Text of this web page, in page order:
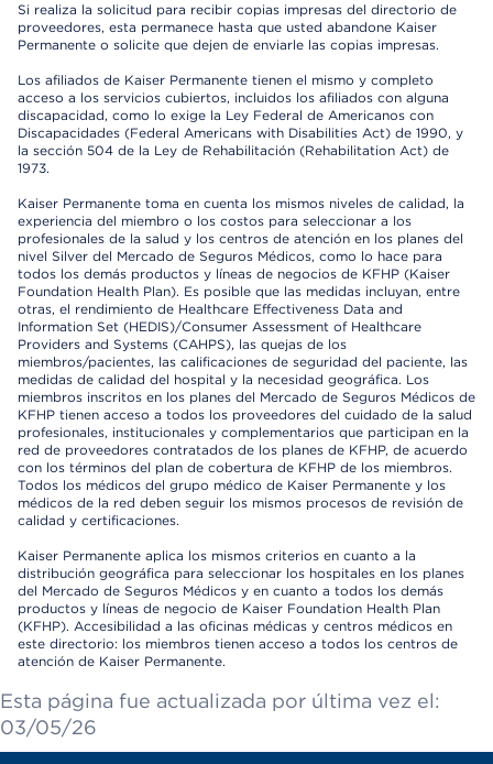
Si realiza la solicitud para recibir copias impresas del directorio de
proveedores, esta permanece hasta que usted abandone Kaiser
Permanente o solicite que dejen de enviarle las copias impresas.
Los afiliados de Kaiser Permanente tienen el mismo y completo
acceso a los servicios cubiertos, incluidos los afiliados con alguna
discapacidad, como lo exige la Ley Federal de Americanos con
Discapacidades (Federal Americans with Disabilities Act) de 1990, y
la sección 504 de la Ley de Rehabilitación (Rehabilitation Act) de
1973.
Kaiser Permanente toma en cuenta los mismos niveles de calidad, la
experiencia del miembro o los costos para seleccionar a los
profesionales de la salud y los centros de atención en los planes del
nivel Silver del Mercado de Seguros Médicos, como lo hace para
todos los demás productos y líneas de negocios de KFHP (Kaiser
Foundation Health Plan). Es posible que las medidas incluyan, entre
otras, el rendimiento de Healthcare Effectiveness Data and
Information Set (HEDIS)/Consumer Assessment of Healthcare
Providers and Systems (CAHPS), las quejas de los
miembros/pacientes, las calificaciones de seguridad del paciente, las
medidas de calidad del hospital y la necesidad geográfica. Los
miembros inscritos en los planes del Mercado de Seguros Médicos de
KFHP tienen acceso a todos los proveedores del cuidado de la salud
profesionales, institucionales y complementarios que participan en la
red de proveedores contratados de los planes de KFHP, de acuerdo
con los términos del plan de cobertura de KFHP de los miembros.
Todos los médicos del grupo médico de Kaiser Permanente y los
médicos de la red deben seguir los mismos procesos de revisión de
calidad y certificaciones.
Kaiser Permanente aplica los mismos criterios en cuanto a la
distribución geográfica para seleccionar los hospitales en los planes
del Mercado de Seguros Médicos y en cuanto a todos los demás
productos y líneas de negocio de Kaiser Foundation Health Plan
(KFHP). Accesibilidad a las oficinas médicas y centros médicos en
este directorio: los miembros tienen acceso a todos los centros de
atención de Kaiser Permanente.
Esta página fue actualizada por última vez el:
03/05/26